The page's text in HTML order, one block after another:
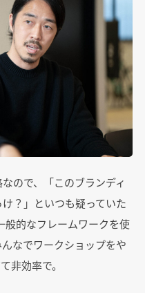
ので、「このブランディ
？」といつも疑っていた
般的なフレームワークを使
なでワークショップをや
非効率で。